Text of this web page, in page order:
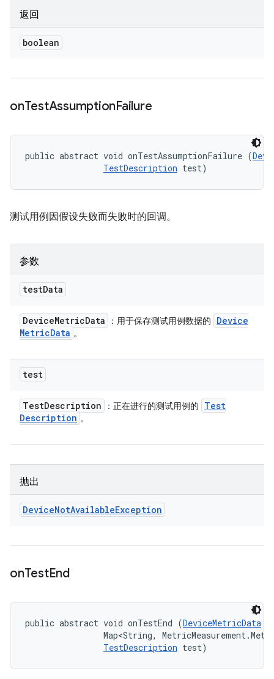
返回
boolean
onTestAssumptionFailure
public abstract void onTestAssumptionFailure (
TestDescription test)
测试用例因假设失败而失败时的回调。
参数
testData
DeviceMetricData ：用于保存测试用例数据的
Device
MetricData 。
test
TestDescription ：正在进行的测试用例的
Test
Description 。
抛出
DeviceNotAvailableException
onTestEnd
public abstract void onTestEnd (DeviceMetricData
Map<String,
TestDescription test)